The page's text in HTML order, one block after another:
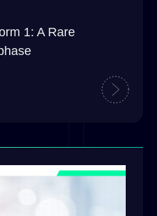
1: A Rare